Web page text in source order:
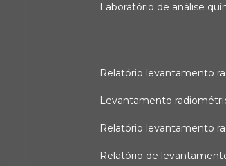
laboratório de análise
relatório levantamento
levantamento
relatório levantamento
relatório de